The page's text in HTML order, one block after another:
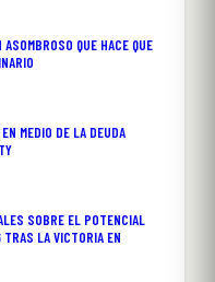
QUE HACE QUE
MEDIO DE LA DEUDA
SOBRE EL POTENCIAL
LA VICTORIA EN